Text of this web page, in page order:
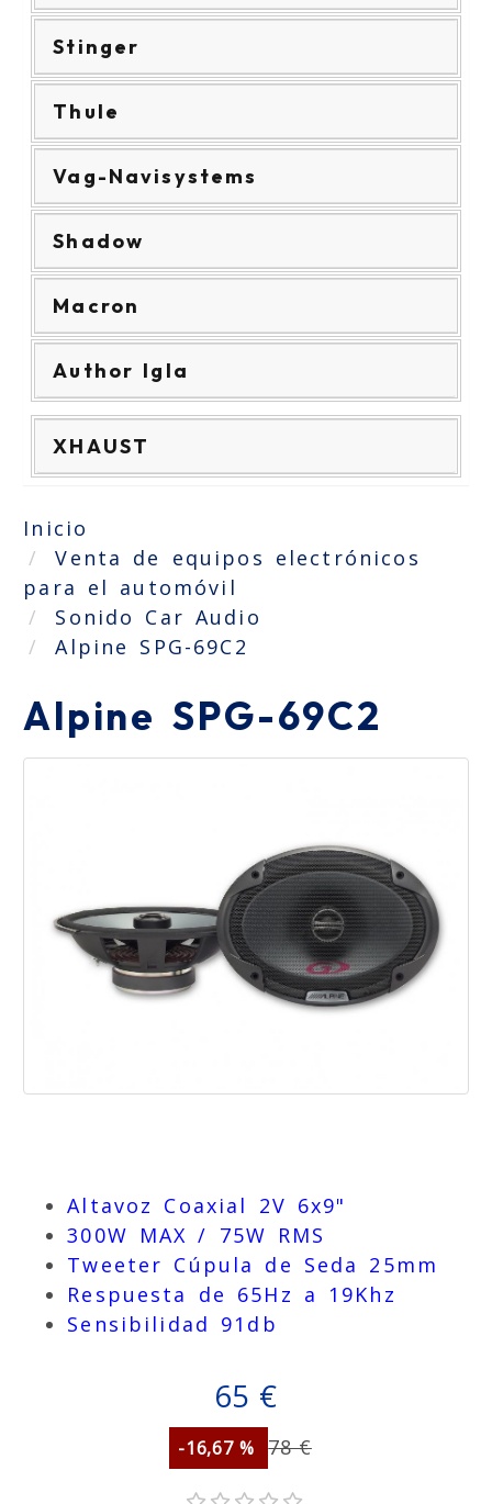
Stinger
Thule
Vag-Navisystems
Shadow
Macron
Author Igla
XHAUST
Inicio
Venta de equipos electrónicos
para el automóvil
Sonido Car Audio
Alpine SPG-69C2
Alpine SPG-69C2
Altavoz Coaxial 2V 6x9"
300W MAX / 75W RMS
Tweeter Cúpula de Seda 25mm
Respuesta de 65Hz a 19Khz
Sensibilidad 91db
65 €
-16,67 % 78 €